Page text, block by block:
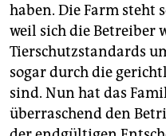
haben. Die Farm steht
weil sich die Betreiber
Tierschutzstandards
sogar durch die
sind. Nun hat das
überraschend den